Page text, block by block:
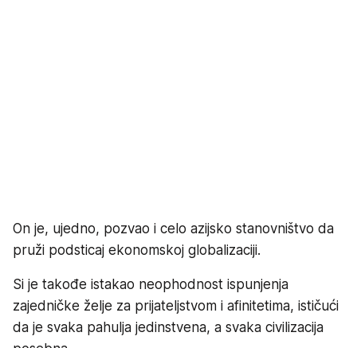
On je, ujedno, pozvao i celo azijsko stanovništvo da
pruži podsticaj ekonomskoj globalizaciji.
Si je takođe istakao neophodnost ispunjenja
zajedničke želje za prijateljstvom i afinitetima, ističući
da je svaka pahulja jedinstvena, a svaka civilizacija